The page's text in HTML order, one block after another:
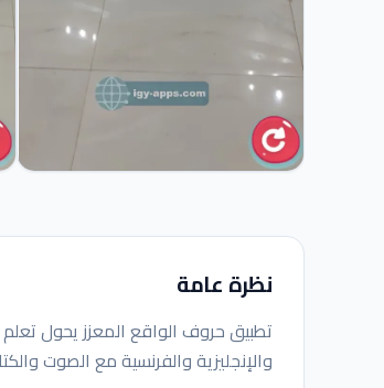
نظرة عامة
والإنجليزية والفرنسية مع الصوت